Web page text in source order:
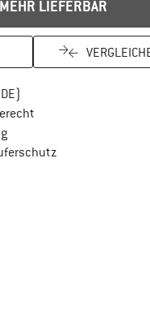
LIEFERBAR
Gehe hier zu den
Finde die Zahlungs-Infos
Finde alle Infos